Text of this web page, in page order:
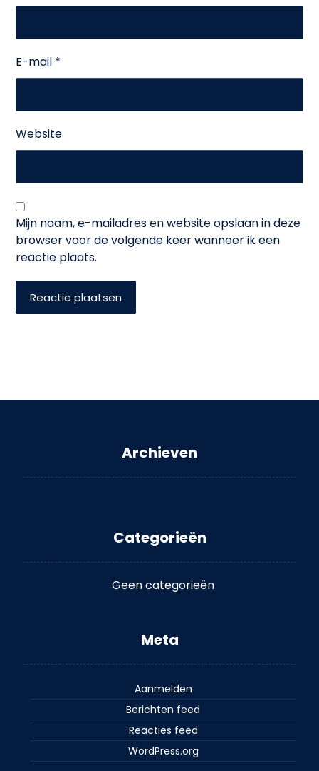
E-mail *
Website
Mijn naam, e-mailadres en website opslaan in deze
browser voor de volgende keer wanneer ik een
reactie plaats.
Reactie plaatsen
Archieven
Categorieën
Geen categorieën
Meta
Aanmelden
Berichten feed
Reacties feed
WordPress.org